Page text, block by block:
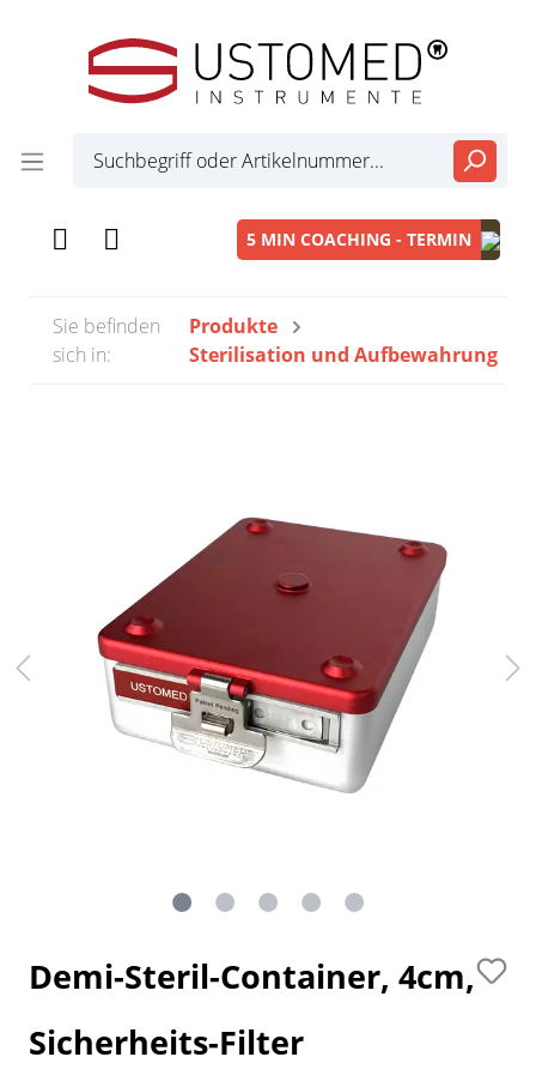
5 MIN COACHING - TERMIN
Sie befinden
sich in:
Produkte
Sterilisation und Aufbewahrung
Demi-Steril-Container, 4cm,
Sicherheits-Filter